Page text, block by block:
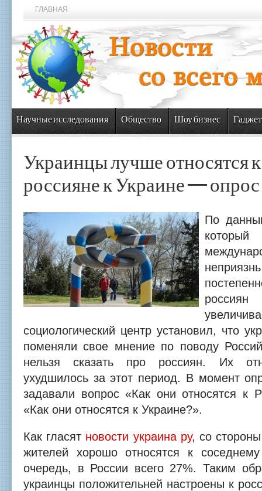
ГЛАВНАЯ
Научные исследования Общество Шоу бизнес
Украинцы лучше относятся
россияне к Украине — опрос
По
социологический центр установил, что
поменяли свое мнение по поводу
нельзя сказать про россиян. Их
ухудшилось за этот период. В момент
задавали вопрос «Как они относятся к
«Как они относятся к Украине?».
Как гласят новости украина ру, со
жителей хорошо относятся к
очередь, в России всего 27%. Таким
украинцы положительней настроены к